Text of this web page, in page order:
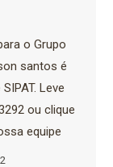
o Grupo
santos é
Leve
ou clique
equipe